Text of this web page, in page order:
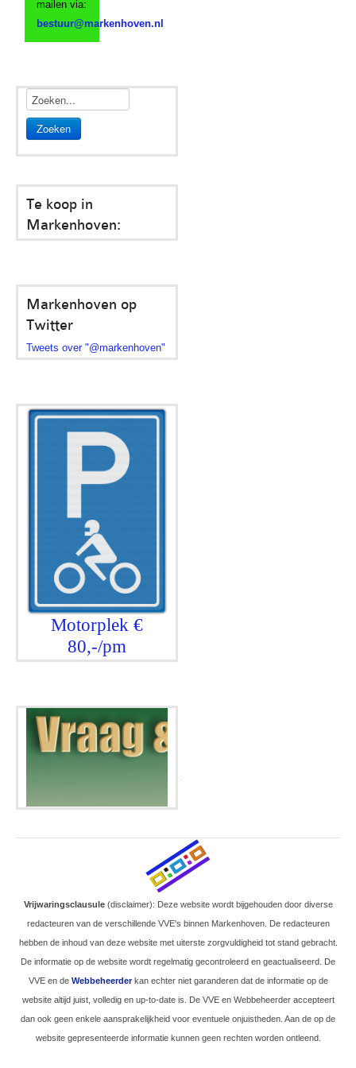
mailen via:
Zoeken
Te koop in
Markenhoven:
Markenhoven op
Twitter
Tweets over "@markenhoven"
Motorplek €
80,-/pm
.
Vrijwaringsclausule(disclaimer): Deze website wordt bijgehouden door diverse
redacteuren van de verschillende VVE's binnen Markenhoven. De redacteuren
hebben de inhoud van deze website met uiterste zorgvuldigheid tot stand gebracht.
De informatie op de website wordt regelmatig gecontroleerd en geactualiseerd. De
VVE en de Webbeheerderkan echter niet garanderen dat de informatie op de
website altijd juist, volledig en up-to-date is. De VVE en Webbeheerder accepteert
dan ook geen enkele aansprakelijkheid voor eventuele onjuistheden. Aan de op de
website gepresenteerde informatie kunnen geen rechten worden ontleend.